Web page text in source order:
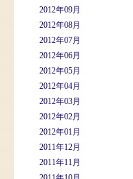
2012年09月
2012年08月
2012年07月
2012年06月
2012年05月
2012年04月
2012年03月
2012年02月
2012年01月
2011年12月
2011年11月